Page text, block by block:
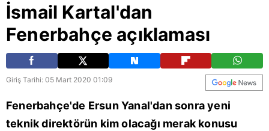
İsmail Kartal'dan
Fenerbahçe açıklaması
Giriş Tarihi: 05 Mart 2020 01:09
Fenerbahçe'de Ersun Yanal'dan sonra yeni
teknik direktörün kim olacağı merak konusu